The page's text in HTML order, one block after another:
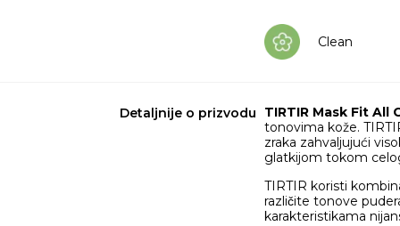
Clean
Detaljnije o prizvodu TIRTIR Mask Fit All
tonovima kože.
zraka zahvaljujući
glatkijom tokom
TIRTIR koristi
različite tonove
karakteristikama